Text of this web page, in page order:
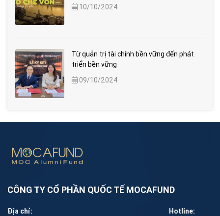
10/10/2024
Từ quản trị tài chính bền vững đến phát
triển bền vững
09/10/2024
CÔNG TY CỔ PHẦN QUỐC TẾ MOCAFUND
Địa chỉ:
Hotline: